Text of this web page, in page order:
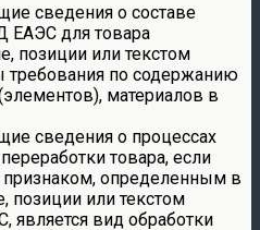
сведения о составе
ЕАЭС для товара
позиции или текстом
требования по содержанию
материалов в
сведения о процессах
товара, если
определенным в
позиции или текстом
вид обработки